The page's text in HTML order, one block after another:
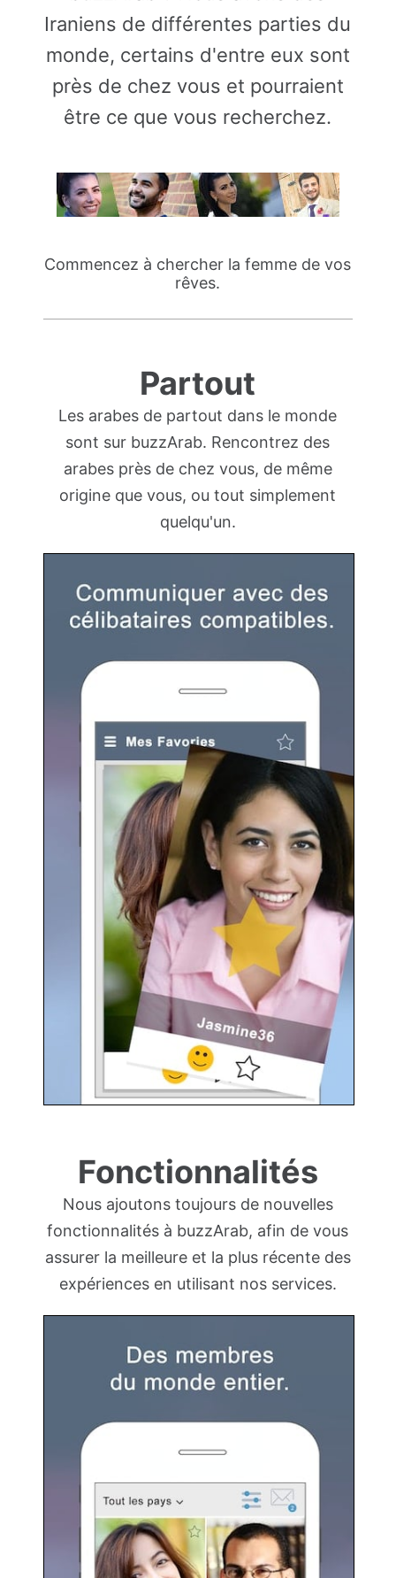
Iraniens de différentes parties du
monde, certains d'entre eux sont
près de chez vous et pourraient
être ce que vous recherchez.
Commencez à chercher la femme de vos
rêves.
Partout
Les arabes de partout dans le monde
sont sur buzzArab. Rencontrez des
arabes près de chez vous, de même
origine que vous, ou tout simplement
quelqu'un.
Fonctionnalités
Nous ajoutons toujours de nouvelles
fonctionnalités à buzzArab, afin de vous
assurer la meilleure et la plus récente des
expériences en utilisant nos services.